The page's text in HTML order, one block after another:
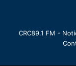
CRC89.1 FM -